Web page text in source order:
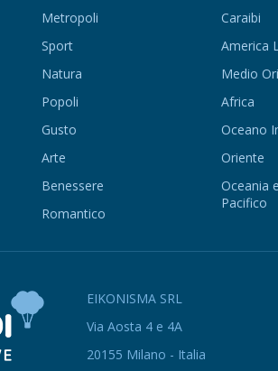
Metropoli
Sport
Natura
Popoli
Gusto
Arte
Benessere
Romantico
Caraibi
America
Medio
Africa
Oceano
Oriente
Oceania
Pacifico
EIKONISMA SRL
Via Aosta 4 e 4A
20155 Milano - Italia